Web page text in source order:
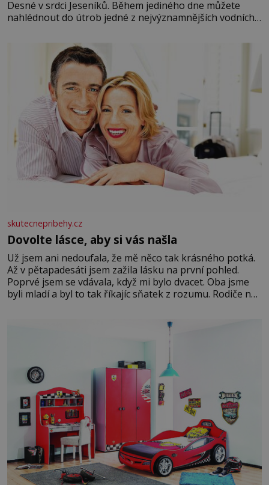
Desné v srdci Jeseníků. Během jediného dne můžete
nahlédnout do útrob jedné z nejvýznamnějších vodních
se na koloběžce a den zakončit poznáváním památek ve
Velkých Losinách nebo v termálním
skutecnepribehy.cz
Dovolte lásce, aby si vás našla
Už jsem ani nedoufala, že mě něco tak krásného potká.
Až v pětapadesáti jsem zažila lásku na první pohled.
Poprvé jsem se vdávala, když mi bylo dvacet. Oba jsme
byli mladí a byl to tak říkajíc sňatek z rozumu. Rodiče nás